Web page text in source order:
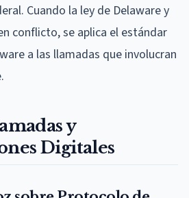
Cuando la ley de Delaware y
conflicto, se aplica el estándar
a las llamadas que involucran
y
Digitales